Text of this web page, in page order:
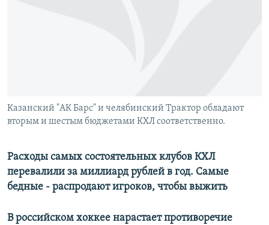
Казанский "АК Барс" и челябинский Трактор обладают
вторым и шестым бюджетами КХЛ соответственно.
Расходы самых состоятельных клубов КХЛ
перевалили за миллиард рублей в год. Самые
бедные - распродают игроков, чтобы выжить
В российском хоккее нарастает противоречие